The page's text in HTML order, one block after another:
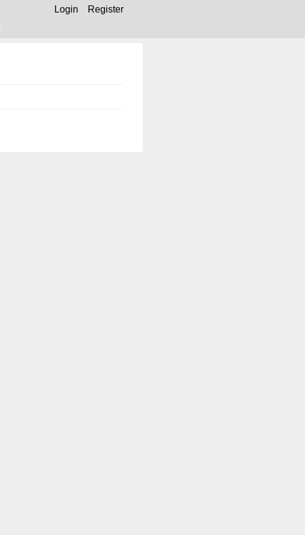
Login
Register